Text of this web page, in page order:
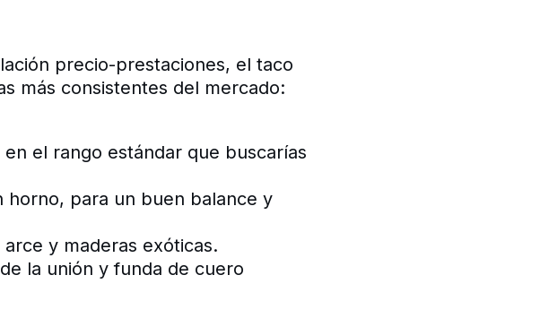
precio-prestaciones, el taco
más consistentes del mercado:
el rango estándar que buscarías
horno, para un buen balance y
y maderas exóticas.
la unión y funda de cuero